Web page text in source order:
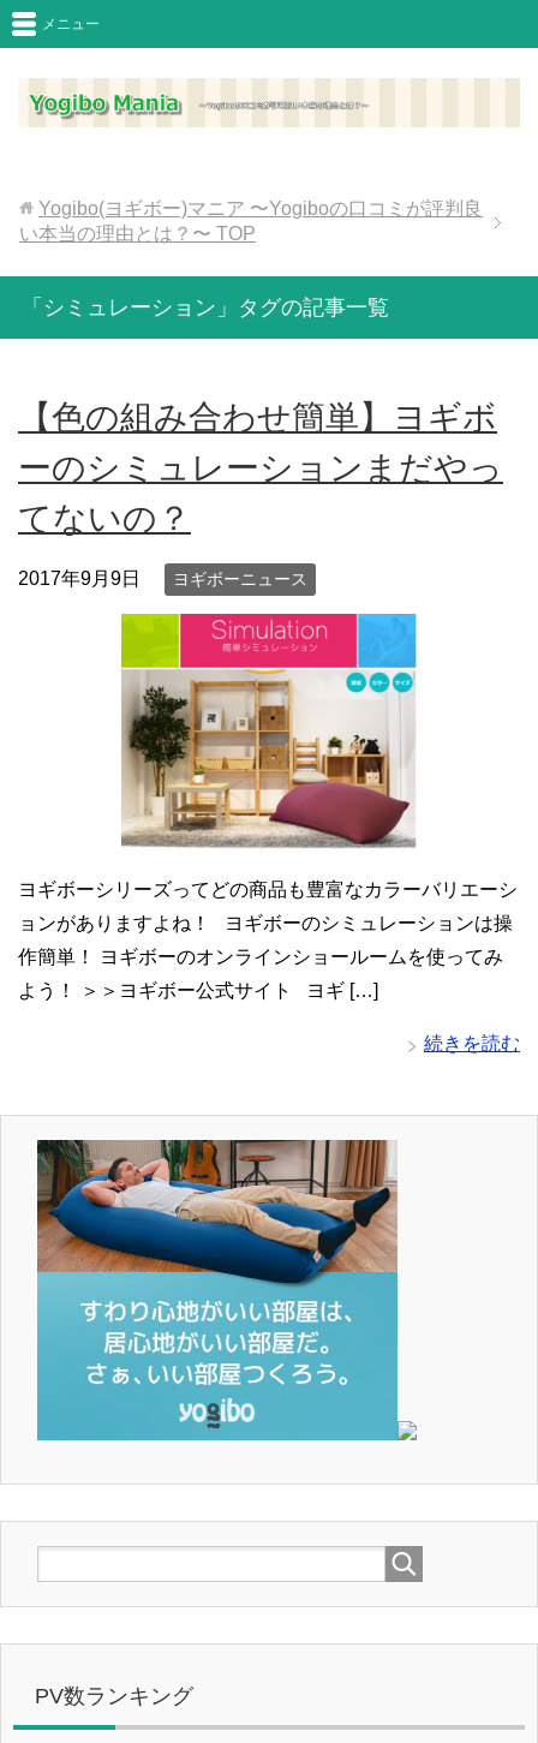
メニュー
Yogibo(ヨギボー)マニア 〜Yogiboの口コミが評判良
い本当の理由とは？〜 TOP
「シミュレーション」タグの記事一覧
【色の組み合わせ簡単】ヨギボ
ーのシミュレーションまだやっ
てないの？
2017年9月9日 ヨギボーニュース
ヨギボーシリーズってどの商品も豊富なカラーバリエーシ
ョンがありますよね！ ヨギボーのシミュレーションは操
作簡単！ ヨギボーのオンラインショールームを使ってみ
よう！ ＞＞ヨギボー公式サイト ヨギ […]
続きを読む
PV数ランキング